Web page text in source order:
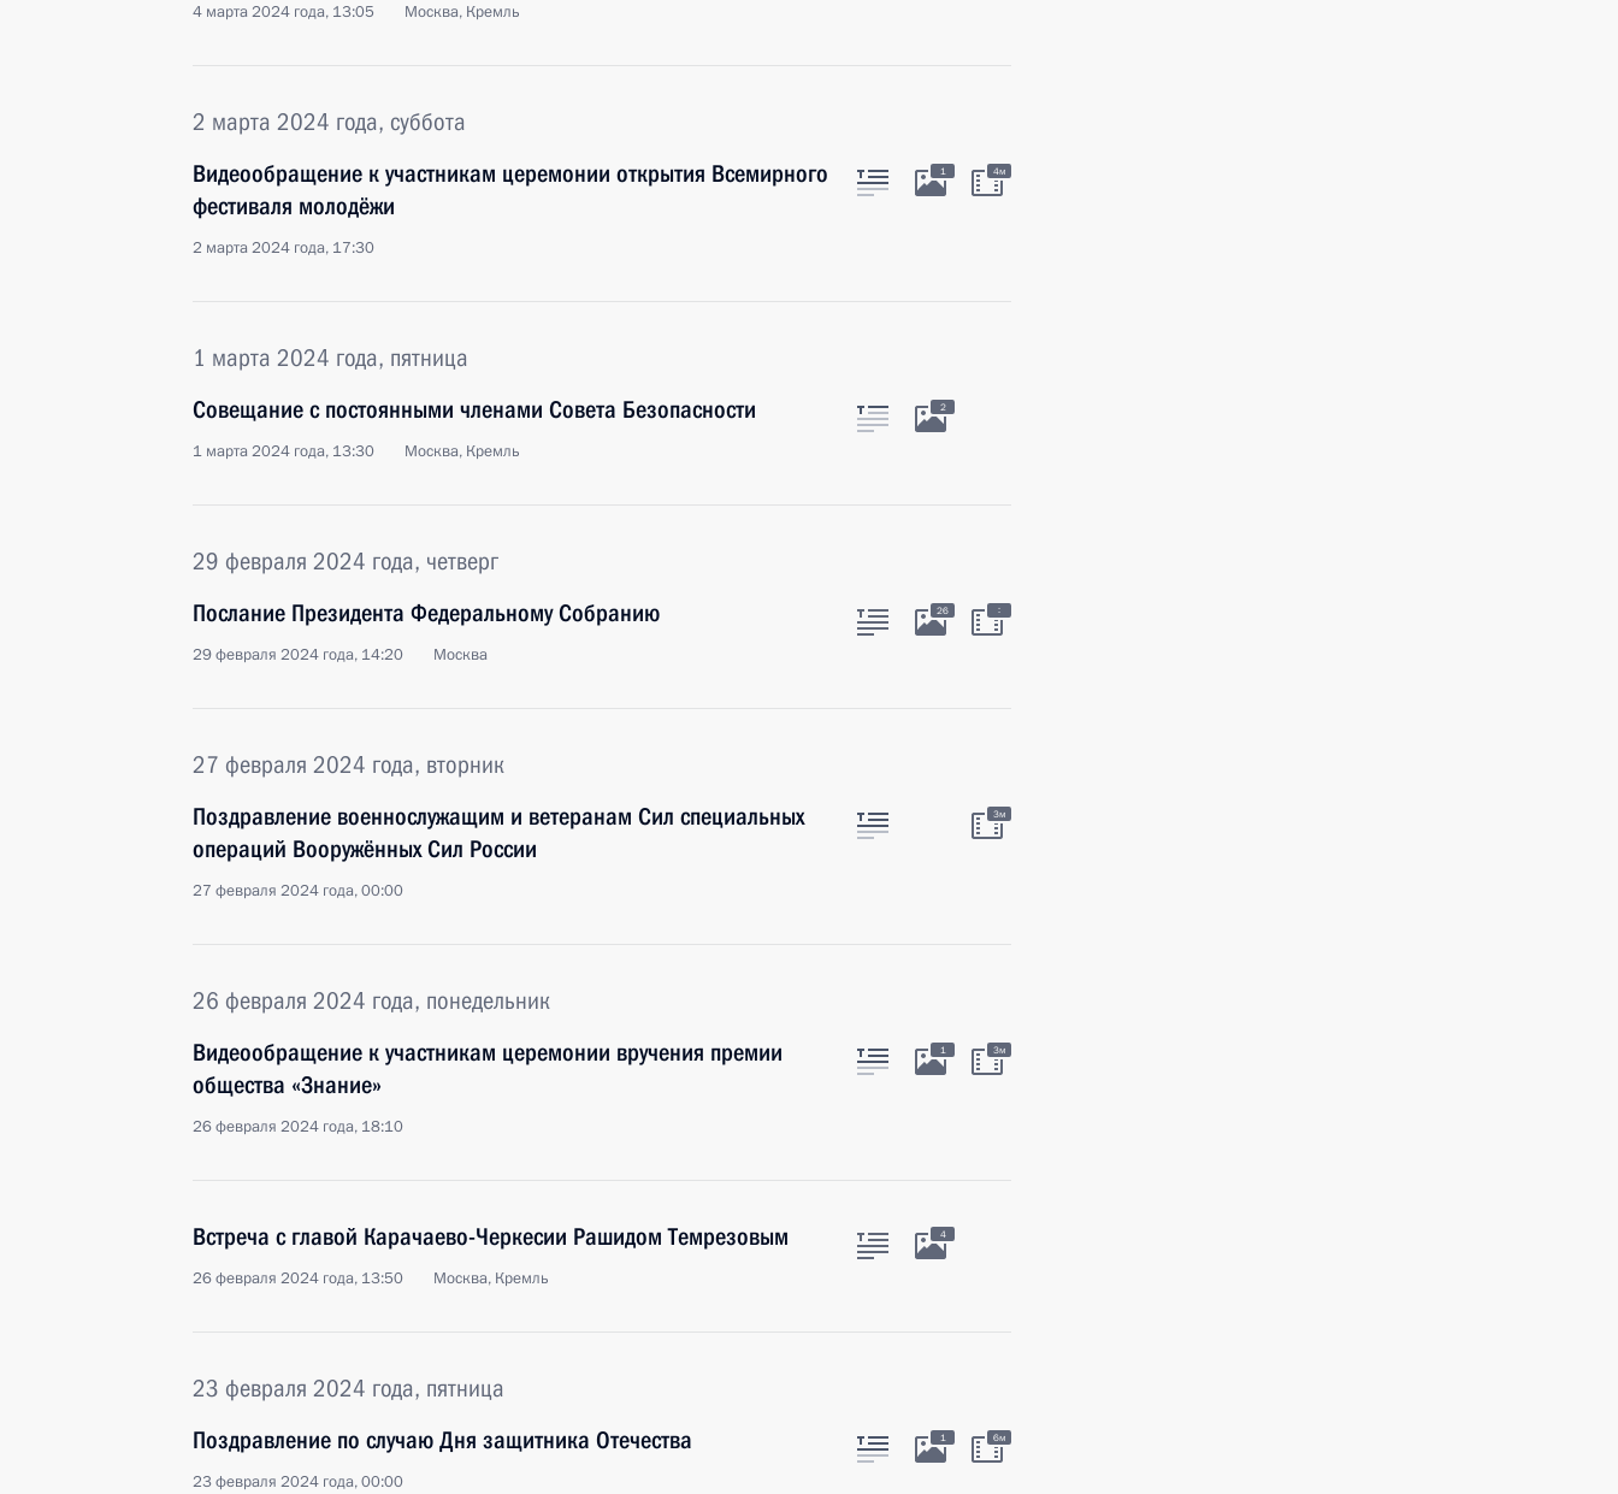
4 марта 2024 года, 13:05 Москва, Кремль
2 марта 2024 года, суббота
Видеообращение к участникам церемонии открытия Всемирного
фестиваля молодёжи
2 марта 2024 года, 17:30
1 4м
1 марта 2024 года, пятница
Совещание с постоянными членами Совета Безопасности
1 марта 2024 года, 13:30 Москва, Кремль
2
29 февраля 2024 года, четверг
Послание Президента Федеральному Собранию
29 февраля 2024 года, 14:20 Москва
26 :
27 февраля 2024 года, вторник
Поздравление военнослужащим и ветеранам Сил специальных
операций Вооружённых Сил России
27 февраля 2024 года, 00:00
3м
26 февраля 2024 года, понедельник
Видеообращение к участникам церемонии вручения премии
общества «Знание»
26 февраля 2024 года, 18:10
1 3м
Встреча с главой Карачаево-Черкесии Рашидом Темрезовым
26 февраля 2024 года, 13:50 Москва, Кремль
4
23 февраля 2024 года, пятница
Поздравление по случаю Дня защитника Отечества
23 февраля 2024 года, 00:00
1 6м